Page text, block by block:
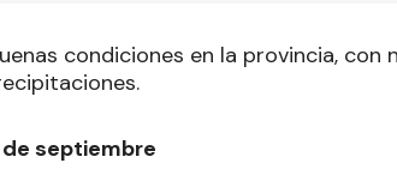
condiciones en la provincia, con
de septiembre